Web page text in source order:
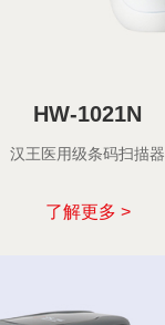
HW-1021N
汉王医用级条码扫描器
了解更多 >